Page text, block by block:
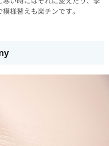
様替えも楽チンです。